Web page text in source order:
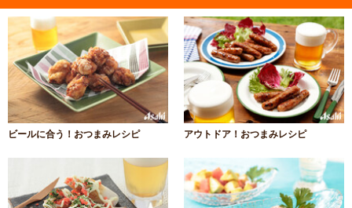
ビールに合う！おつまみレシピ アウトドア！おつまみレシピ